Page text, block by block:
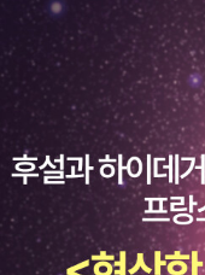
주니까 모의고사에는 그
서 들어봐라 쉐도잉해
고사 볼 때밖에 자동으
요... 왔다갔다하면서 짬
라하기에는 원어민들이
같음진짜 황당한 질문 하
없고 구라 좀 섞어도되는
까 사실에 기반한 과장